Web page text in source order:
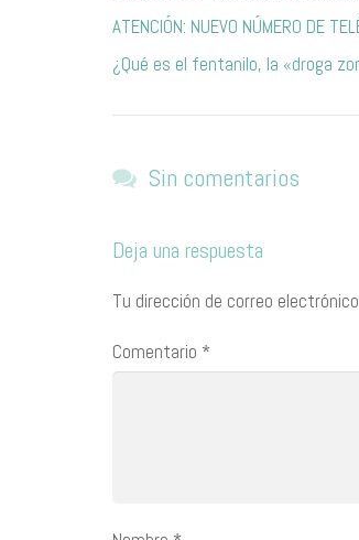
ATENCIÓN: NUEVO NÚMERO DE
¿Qué es el fentanilo, la «droga
Sin comentarios
Deja una respuesta
Tu dirección de correo
Comentario *